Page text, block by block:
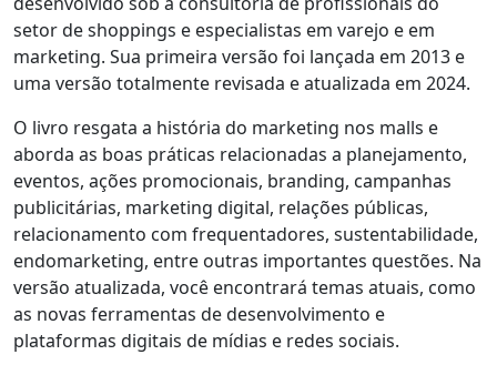
setor de shoppings e especialistas em varejo e em
marketing. Sua primeira versão foi lançada em 2013 e
uma versão totalmente revisada e atualizada em 2024.
O livro resgata a história do marketing nos malls e
aborda as boas práticas relacionadas a planejamento,
eventos, ações promocionais, branding, campanhas
publicitárias, marketing digital, relações públicas,
relacionamento com frequentadores, sustentabilidade,
endomarketing, entre outras importantes questões. Na
versão atualizada, você encontrará temas atuais, como
as novas ferramentas de desenvolvimento e
plataformas digitais de mídias e redes sociais.